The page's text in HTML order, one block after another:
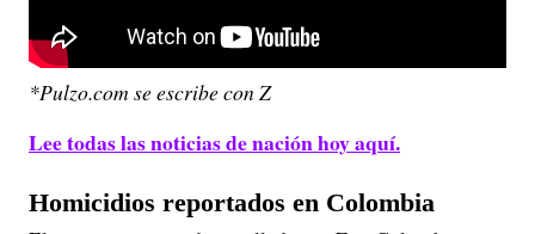
*Pulzo.com se escribe con Z
Lee todas las noticias de nación hoy aquí.
Homicidios reportados en Colombia